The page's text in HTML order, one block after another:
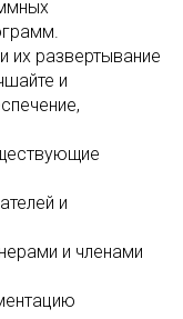
их развертывание
и
и
и членами